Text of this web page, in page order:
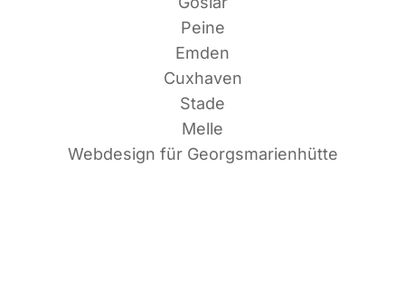
Peine
Emden
Cuxhaven
Stade
Melle
Web­de­sign für Georgsmarienhütte